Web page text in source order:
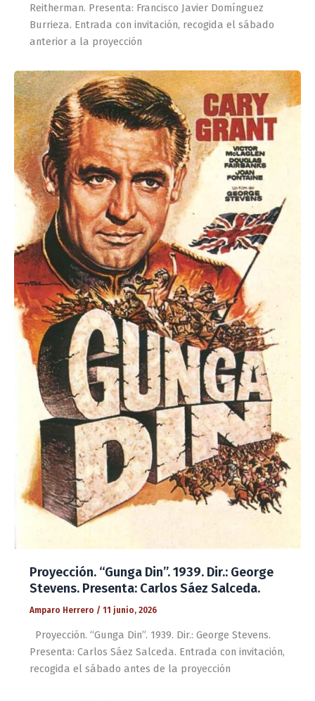
Reitherman. Presenta: Francisco Javier Domínguez
Burrieza. Entrada con invitación, recogida el sábado
anterior a la proyección
Proyección. “Gunga Din”. 1939. Dir.: George
Stevens. Presenta: Carlos Sáez Salceda.
Amparo Herrero / 11 junio, 2026
Proyección. “Gunga Din”. 1939. Dir.: George Stevens.
Presenta: Carlos Sáez Salceda. Entrada con invitación,
recogida el sábado antes de la proyección